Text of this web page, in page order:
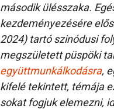
második ülésszaka.
kezdeményezésére
2024) tartó szinódusi
megszületett püspöki
együttmunkálkodásra,
kifelé tekintett, témája
sokat fogjuk elemezni,